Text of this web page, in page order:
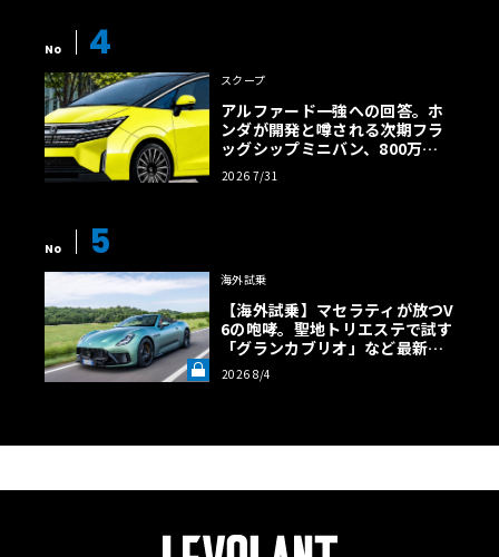
拡大カーボン・ファイバー・スプリッター付きフロント・バンパーが特徴
No 4
スクープ
アルファード一強への回答。ホ
ンダが開発と噂される次期フラ
ッグシップミニバン、800万円
超の勝算【予想CG】
2026 7/31
No 5
海外試乗
【海外試乗】マセラティが放つV
6の咆哮。聖地トリエステで試す
「グランカブリオ」など最新ト
ロフェオ3台の官能評価《LE VO
LANT LAB》
2026 8/4